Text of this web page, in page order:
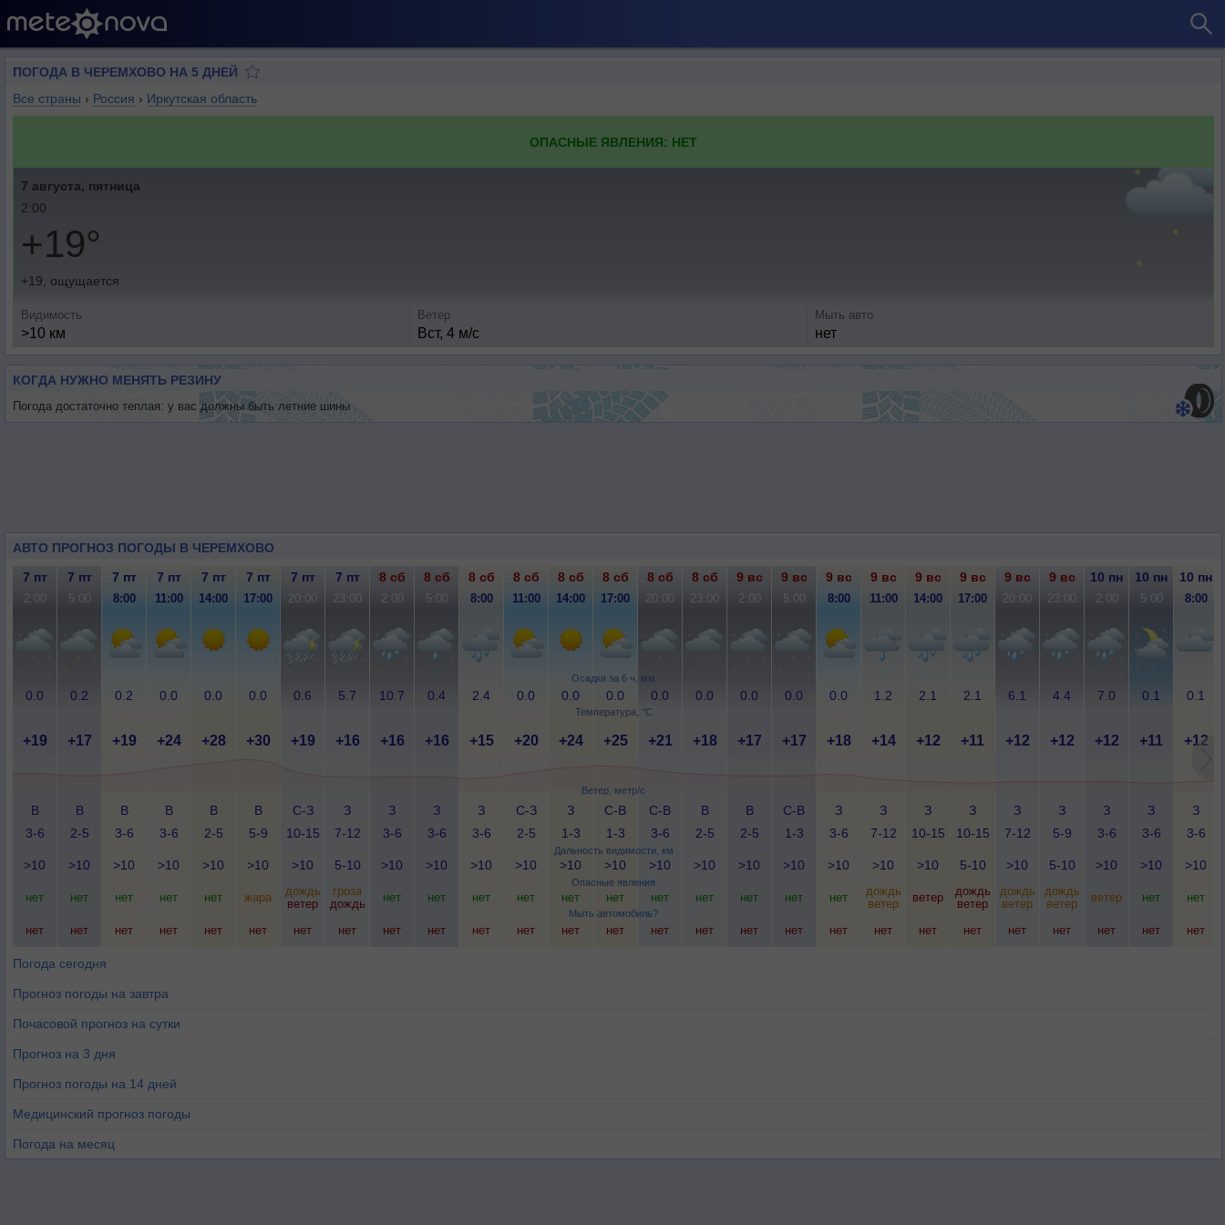
ПОГОДА В ЧЕРЕМХОВО НА 5 ДНЕЙ
Все страны › Россия › Иркутская область
ОПАСНЫЕ ЯВЛЕНИЯ: НЕТ
7 августа, пятница
2:00
+19°
+19, ощущается
Видимость
>10 км
Ветер
Вст, 4 м/с
Мыть авто
нет
КОГДА НУЖНО МЕНЯТЬ РЕЗИНУ
Погода достаточно теплая: у вас должны быть летние шины
АВТО ПРОГНОЗ ПОГОДЫ В ЧЕРЕМХОВО
Осадки за 6 ч, мм
Температура, °C
Ветер, метр/с
Дальность видимости, км
Опасные явления
Мыть автомобиль?
7 пт 7 пт 7 пт 7 пт 7 пт 7 пт 7 пт 7 пт 8 сб 8 сб 8 сб 8 сб 8 сб 8 сб 8 сб 8 сб 9 вс 9 вс 9 вс 9 вс 9 вс 9 вс 9 вс 9 вс 10 пн 10 пн 10 пн
2:00 5:00 8:00 11:00 14:00 17:00 20:00 23:00 2:00 5:00 8:00 11:00 14:00 17:00 20:00 23:00 2:00 5:00 8:00 11:00 14:00 17:00 20:00 23:00 2:00 5:00 8:00
0.0 0.2 0.2 0.0 0.0 0.0 0.6 5.7 10.7 0.4 2.4 0.0 0.0 0.0 0.0 0.0 0.0 0.0 0.0 1.2 2.1 2.1 6.1 4.4 7.0 0.1 0.1
+19 +17 +19 +24 +28 +30 +19 +16 +16 +16 +15 +20 +24 +25 +21 +18 +17 +17 +18 +14 +12 +11 +12 +12 +12 +11 +12
В
3-6
В
2-5
В
3-6
В
3-6
В
2-5
В
5-9
С-З
10-15
З
7-12
З
3-6
З
3-6
З
3-6
С-З
2-5
З
1-3
С-В
1-3
С-В
3-6
В
2-5
В
2-5
С-В
1-3
З
3-6
З
7-12
З
10-15
З
10-15
З
7-12
З
5-9
З
3-6
З
3-6
З
3-6
>10 >10 >10 >10 >10 >10 >10 5-10 >10 >10 >10 >10 >10 >10 >10 >10 >10 >10 >10 >10 >10 5-10 >10 5-10 >10 >10 >10
нет нет нет нет нет жара
дождь
ветер
гроза
дождь
нет нет нет нет нет нет нет нет нет нет нет
дождь
ветер
ветер
дождь
ветер
дождь
ветер
дождь
ветер
ветер нет нет
нет нет нет нет нет нет нет нет нет нет нет нет нет нет нет нет нет нет нет нет нет нет нет нет нет нет нет
Погода сегодня
Прогноз погоды на завтра
Почасовой прогноз на сутки
Прогноз на 3 дня
Прогноз погоды на 14 дней
Медицинский прогноз погоды
Погода на месяц